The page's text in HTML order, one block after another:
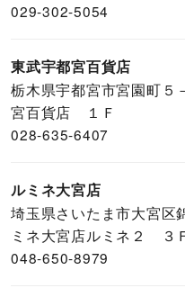
029-302-5054
東武宇都宮百貨店
栃木県宇都宮市宮園町５
宮百貨店 １Ｆ
028-635-6407
ルミネ大宮店
埼玉県さいたま市大宮区
ミネ大宮店ルミネ２ ３
048-650-8979